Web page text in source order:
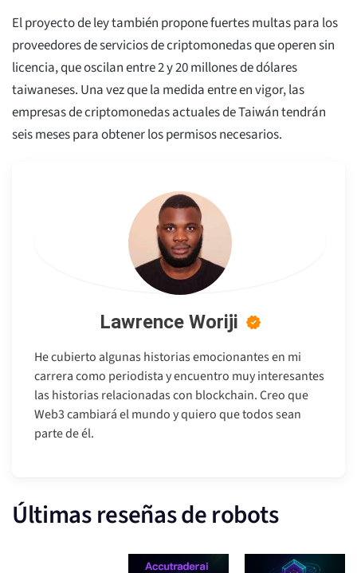
El proyecto de ley también propone fuertes multas para los
proveedores de servicios de criptomonedas que operen sin
licencia, que oscilan entre 2 y 20 millones de dólares
taiwaneses. Una vez que la medida entre en vigor, las
empresas de criptomonedas actuales de Taiwán tendrán
seis meses para obtener los permisos necesarios.
Lawrence Woriji
He cubierto algunas historias emocionantes en mi
carrera como periodista y encuentro muy interesantes
las historias relacionadas con blockchain. Creo que
Web3 cambiará el mundo y quiero que todos sean
parte de él.
Últimas reseñas de robots